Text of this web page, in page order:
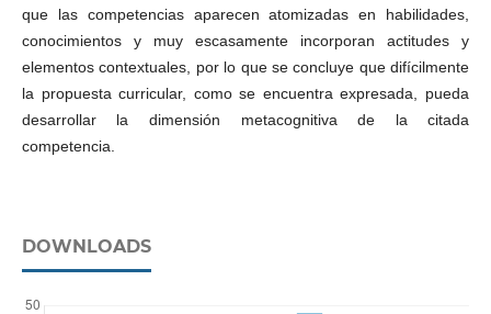
que las competencias aparecen atomizadas en habilidades,
conocimientos y muy escasamente incorporan actitudes y
elementos contextuales, por lo que se concluye que difícilmente
la propuesta curricular, como se encuentra expresada, pueda
desarrollar la dimensión metacognitiva de la citada
competencia.
DOWNLOADS